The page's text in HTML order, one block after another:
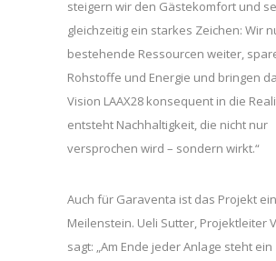
steigern wir den Gästekomfort und
gleichzeitig ein starkes Zeichen: Wir
bestehende Ressourcen weiter,
Rohstoffe und Energie und bringen
Vision LAAX28 konsequent in die
entsteht Nachhaltigkeit, die nicht nur
versprochen wird – sondern wirkt.“
Auch für Garaventa ist das Projekt ein
Meilenstein. Ueli Sutter, Projektleiter
sagt: „Am Ende jeder Anlage steht ein